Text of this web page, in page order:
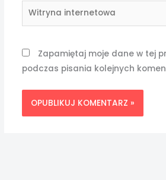
Witryna
Zapamiętaj moje dane w tej
podczas pisania kolejnych